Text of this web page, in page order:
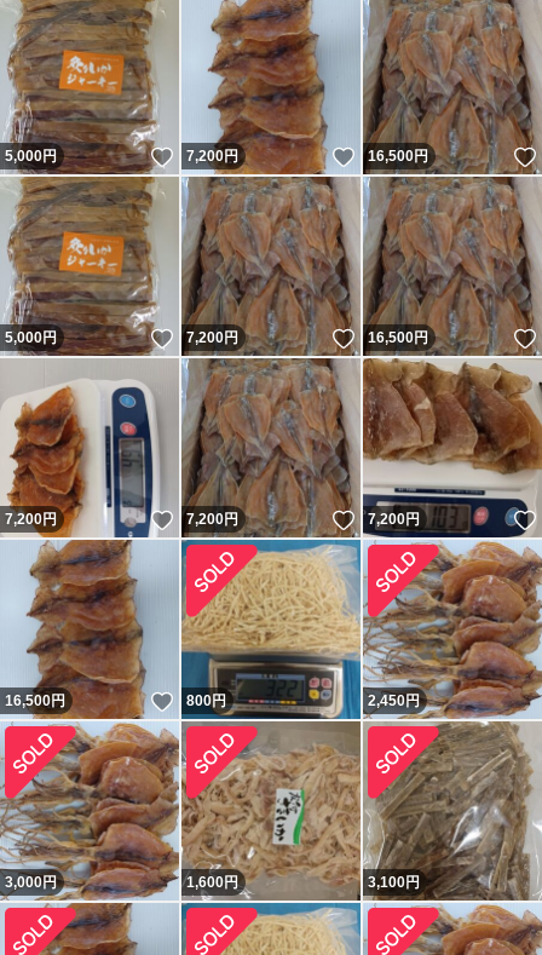
5,000円 いいね！
7,200円 いいね！
16,500円
5,000円 いいね！
7,200円 いいね！
16,500円
7,200円 いいね！
7,200円 いいね！
7,200円
16,500円 いいね！
800円 2,450円
3,000円 1,600円 3,100円